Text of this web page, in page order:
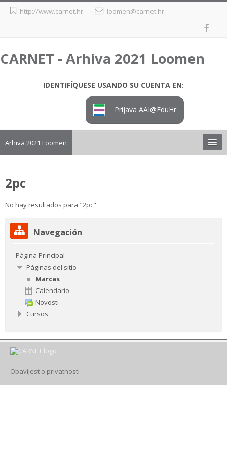
Salta
http://www.carnet.hr loomen@carnet.hr
CARNET - Arhiva 2021 Loomen
IDENTIFÍQUESE USANDO SU CUENTA EN:
Prijava AAI@EduHr
Arhiva 2021 Loomen
Loomen
Español - Internacional ‎(es)‎
2pc
No hay resultados para "2pc"
Salta
NavegaciónNavegación
Página Principal
Páginas del sitio
Marcas
Calendario
Novosti
Cursos
Obavijest o privatnosti